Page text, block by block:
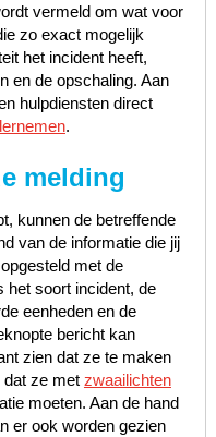
vermeld om wat voor
zo exact mogelijk
het incident heeft,
en de opschaling. Aan
hulpdiensten direct
.
melding
kunnen de betreffende
van de informatie die jij
met de
het soort incident, de
eenheden en de
bericht kan
zien dat ze te maken
dat ze met zwaailichten
moeten. Aan de hand
er ook worden gezien